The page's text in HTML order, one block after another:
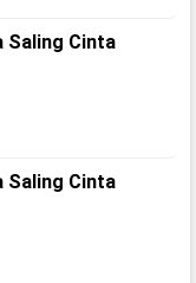
Saling Cinta
Saling Cinta